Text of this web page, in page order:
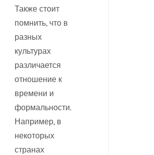
Также стоит
помнить, что в
разных
культурах
различается
отношение к
времени и
формальности.
Например, в
некоторых
странах